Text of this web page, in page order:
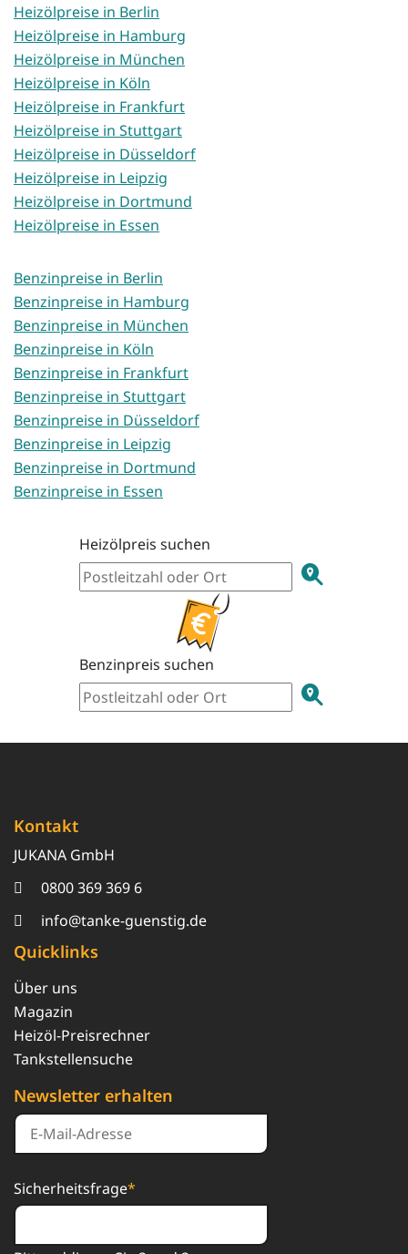
Heizölpreise in Berlin
Heizölpreise in Hamburg
Heizölpreise in München
Heizölpreise in Köln
Heizölpreise in Frankfurt
Heizölpreise in Stuttgart
Heizölpreise in Düsseldorf
Heizölpreise in Leipzig
Heizölpreise in Dortmund
Heizölpreise in Essen
Benzinpreise in Berlin
Benzinpreise in Hamburg
Benzinpreise in München
Benzinpreise in Köln
Benzinpreise in Frankfurt
Benzinpreise in Stuttgart
Benzinpreise in Düsseldorf
Benzinpreise in Leipzig
Benzinpreise in Dortmund
Benzinpreise in Essen
Heizölpreis suchen
Benzinpreis suchen
Kontakt
JUKANA GmbH
0800 369 369 6
info@tanke-guenstig.de
Quicklinks
Über uns
Magazin
Heizöl-Preisrechner
Tankstellensuche
Newsletter erhalten
Sicherheitsfrage*